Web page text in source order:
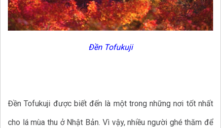
Đền Tofukuji
Đền Tofukuji được biết đến là một trong những nơi tốt nhất
cho lá mùa thu ở Nhật Bản. Vì vậy, nhiều người ghé thăm để